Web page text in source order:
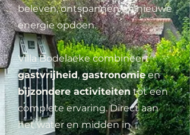
beleven, ontspannen en nieuwe
energie opdoen.
Villa Bodelaeke combineert
gastvrijheid,gastronomieen
bijzondere activiteitentot een
complete ervaring. Direct aan
het water en midden in